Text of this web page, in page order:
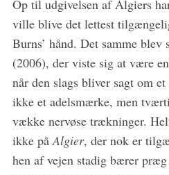
Op til udgivelsen af Algiers
ville blive det lettest
Burns’ hånd. Det samme blev
(2006), der viste sig at være
når den slags bliver sagt om
ikke et adelsmærke, men
vække nervøse trækninger.
ikke påAlgier, der nok er
hen af vejen stadig bærer
r
: